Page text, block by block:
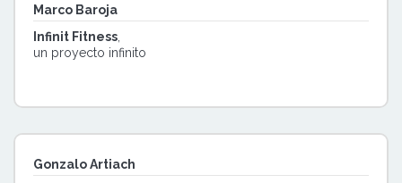
Marco Baroja
Infinit Fitness
un proyecto infinito
Gonzalo Artiach